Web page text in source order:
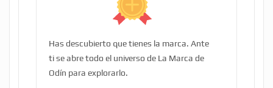
Has descubierto que tienes la marca. Ante
ti se abre todo el universo de La Marca de
Odín para explorarlo.